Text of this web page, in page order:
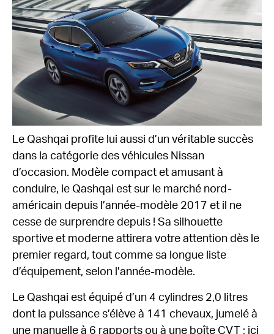
Le Qashqai profite lui aussi d’un véritable succès
dans la catégorie des véhicules Nissan
d’occasion. Modèle compact et amusant à
conduire, le Qashqai est sur le marché nord-
américain depuis l’année-modèle 2017 et il ne
cesse de surprendre depuis ! Sa silhouette
sportive et moderne attirera votre attention dès le
premier regard, tout comme sa longue liste
d’équipement, selon l’année-modèle.
Le Qashqai est équipé d’un 4 cylindres 2,0 litres
dont la puissance s’élève à 141 chevaux, jumelé à
une manuelle à 6 rapports ou à une boîte CVT ; ici